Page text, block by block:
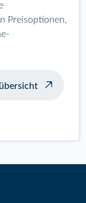
Preisoptionen,